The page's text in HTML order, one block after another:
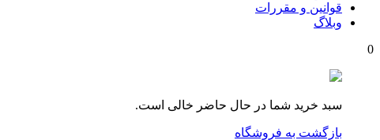
قوانین و مقررات
وبلاگ
0
سبد خرید شما در حال حاضر خالی است.
بازگشت به فروشگاه